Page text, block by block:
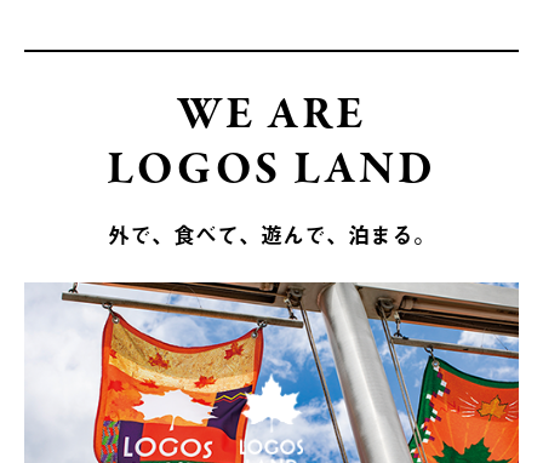
WE ARE
LOGOS LAND
外で、食べて、遊んで、泊まる。